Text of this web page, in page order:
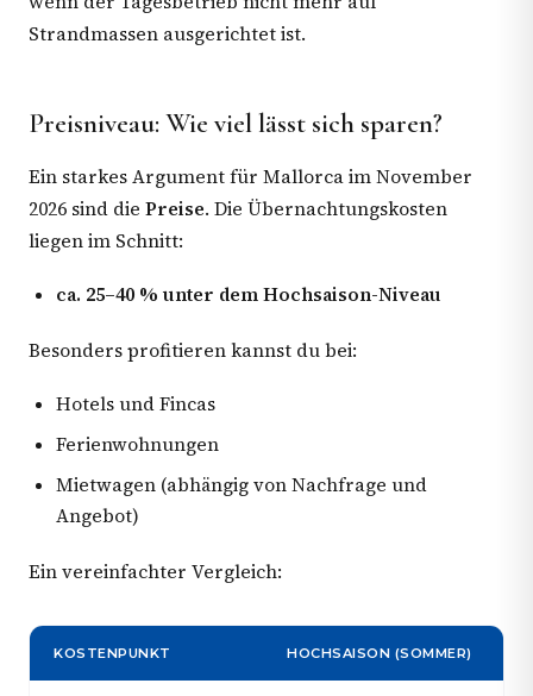
Strandmassen ausgerichtet ist.
Preisniveau: Wie viel lässt sich sparen?
Ein starkes Argument für Mallorca im November
2026 sind die Preise. Die Übernachtungskosten
liegen im Schnitt:
ca. 25–40 % unter dem Hochsaison-Niveau
Besonders profitieren kannst du bei:
Hotels und Fincas
Ferienwohnungen
Mietwagen (abhängig von Nachfrage und
Angebot)
Ein vereinfachter Vergleich:
KOSTENPUNKT HOCHSAISON (SOMMER)